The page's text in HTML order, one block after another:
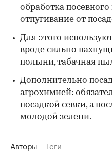
обработка
отпугивание от
Для этого
вроде сильно
полыни, табачная
Дополнительно
агрохимией:
посадкой севки, а
молодой зелени.
Авторы Теги